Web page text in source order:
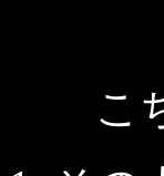
こち